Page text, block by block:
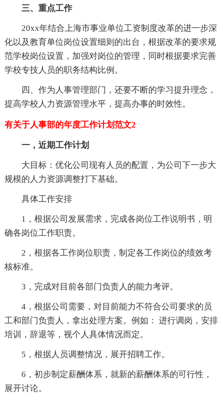
三、重点工作
20xx年结合上海市事业单位工资制度改革的进一步深
化以及教育单位岗位设置细则的出台，根据改革的要求规
范学校岗位设置，加强对岗位的管理，同时根据要求完善
学校专技人员的职务结构比例。
四、作为人事管理部门，还要不断的学习提升理念，
提高学校人力资源管理水平，提高办事的时效性。
有关于人事部的年度工作计划范文2
一，近期工作计划
大目标：优化公司现有人员的配置，为公司下一步大
规模的人力资源调整打下基础。
具体工作安排
1，根据公司发展需求，完成各岗位工作说明书，明
确各岗位工作职责。
2，根据各工作岗位职责，制定各工作岗位的绩效考
核标准。
3，完成对目前各部门负责人的能力考评。
4，根据公司需要，对目前能力不符合公司要求的员
工和部门负责人，拿出处理方案。例如： 进行调岗，安排
培训，辞退等，视个人具体情况而定。
5，根据人员调整情况，展开招聘工作。
6，初步制定薪酬体系，就新的薪酬体系的可行性，
展开讨论。